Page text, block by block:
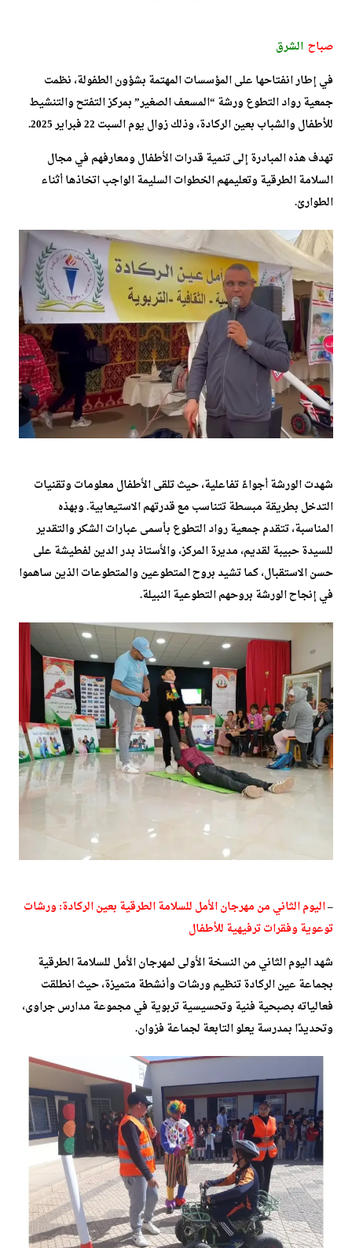
صباح الشرق
في إطار انفتاحها على المؤسسات المهتمة بشؤون الطفولة، نظمت
جمعية رواد التطوع ورشة “المسعف الصغير” بمركز التفتح والتنشيط
للأطفال والشباب بعين الركادة، وذلك زوال يوم السبت 22 فبراير 2025.
تهدف هذه المبادرة إلى تنمية قدرات الأطفال ومعارفهم في مجال
السلامة الطرقية وتعليمهم الخطوات السليمة الواجب اتخاذها أثناء
الطوارئ.
شهدت الورشة أجواءً تفاعلية، حيث تلقى الأطفال معلومات وتقنيات
التدخل بطريقة مبسطة تتناسب مع قدرتهم الاستيعابية. وبهذه
المناسبة، تتقدم جمعية رواد التطوع بأسمى عبارات الشكر والتقدير
للسيدة حبيبة لقديم، مديرة المركز، والأستاذ بدر الدين لفطيشة على
حسن الاستقبال، كما تشيد بروح المتطوعين والمتطوعات الذين ساهموا
في إنجاح الورشة بروحهم التطوعية النبيلة.
–اليوم الثاني من مهرجان الأمل للسلامة الطرقية بعين الركادة: ورشات
توعوية وفقرات ترفيهية للأطفال
شهد اليوم الثاني من النسخة الأولى لمهرجان الأمل للسلامة الطرقية
بجماعة عين الركادة تنظيم ورشات وأنشطة متميزة، حيث انطلقت
فعالياته بصبحية فنية وتحسيسية تربوية في مجموعة مدارس جراوى،
وتحديدًا بمدرسة يعلو التابعة لجماعة فزوان.